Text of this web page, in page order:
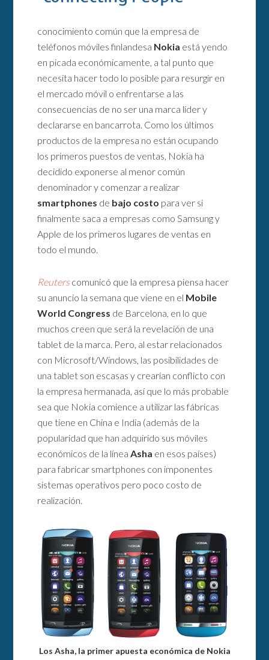
conocimiento común que la empresa de
teléfonos móviles finlandesa Nokia está yendo
en picada económicamente, a tal punto que
necesita hacer todo lo posible para resurgir en
el mercado móvil o enfrentarse a las
consecuencias de no ser una marca líder y
declararse en bancarrota. Como los últimos
productos de la empresa no están ocupando
los primeros puestos de ventas, Nokia ha
decidido exponerse al menor común
denominador y comenzar a realizar
smartphones de bajo costo para ver si
finalmente saca a empresas como Samsung y
Apple de los primeros lugares de ventas en
todo el mundo.
Reuterscomunicó que la empresa piensa hacer
su anuncio la semana que viene en el Mobile
World Congress de Barcelona, en lo que
muchos creen que será la revelación de una
tablet de la marca. Pero, al estar relacionados
con Microsoft/Windows, las posibilidades de
una tablet son escasas y crearían conflicto con
la empresa hermanada, así que lo más probable
sea que Nokia comience a utilizar las fábricas
que tiene en China e India (además de la
popularidad que han adquirido sus móviles
económicos de la líneaAsha en esos países)
para fabricar smartphones con imponentes
sistemas operativos pero poco costo de
realización.
Los Asha, la primer apuesta económica de Nokia